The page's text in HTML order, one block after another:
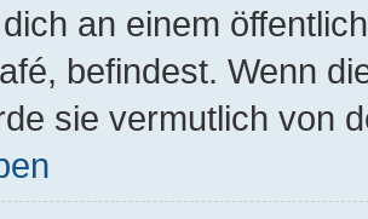
an einem
befindest. Wenn
sie vermutlich von